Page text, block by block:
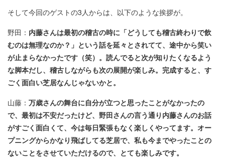
そして今回のゲストの3人からは、以下のような挨拶が。
野田： 内藤さんは最初の稽古の時に「どうしても稽古終わりで飲
むのは無理なのか？」という話を延々とされてて、途中から笑い
が止まらなかったです（笑）。読んでると次が知りたくなるよう
な脚本だし、稽古しながらも次の展開が楽しみ。完成すると、す
ごく面白い芝居なんじゃないかと。
山藤： 万歳さんの舞台に自分が立つと思ったことがなかったの
で、最初は不安だったけど、野田さんの言う通り内藤さんのお話
がすごく面白くて、今は毎日緊張もなく楽しくやってます。オー
プニングからかなり飛ばしてる芝居で、私も今までやったことの
ないことをさせていただけるので、とても楽しみです。